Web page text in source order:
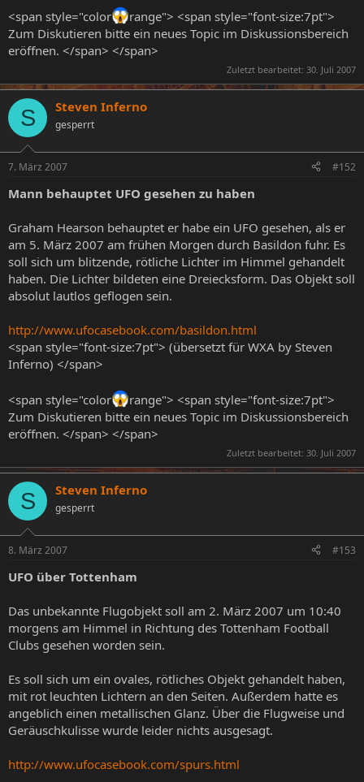
<span style="color
range"> <span style="font-size:7pt">
Zum Diskutieren bitte ein neues Topic im Diskussionsbereich
eröffnen. </span> </span>
Zuletzt bearbeitet: 30. Juli 2007
S Steven Inferno
gesperrt
7. März 2007 #152
Mann behauptet UFO gesehen zu haben
Graham Hearson behauptet er habe ein UFO gesehen, als er
am 5. März 2007 am frühen Morgen durch Basildon fuhr. Es
soll sich um blitzende, rötliche Lichter im Himmel gehandelt
haben. Die Lichter bildeten eine Dreiecksform. Das Objekt soll
absolut lautlos geflogen sein.
http://www.ufocasebook.com/basildon.html
<span style="font-size:7pt"> (übersetzt für WXA by Steven
Inferno) </span>
<span style="color
range"> <span style="font-size:7pt">
Zum Diskutieren bitte ein neues Topic im Diskussionsbereich
eröffnen. </span> </span>
Zuletzt bearbeitet: 30. Juli 2007
S Steven Inferno
gesperrt
8. März 2007 #153
UFO über Tottenham
Das unbekannte Flugobjekt soll am 2. März 2007 um 10:40
morgens am Himmel in Richtung des Tottenham Football
Clubs gesehen worden sein.
Es soll sich um ein ovales, rötliches Objekt gehandelt haben,
mit rot leuchten Lichtern an den Seiten. Außerdem hatte es
angeblich einen metallischen Glanz. Über die Flugweise und
Geräuschkulisse wurde leider nichts ausgesagt.
http://www.ufocasebook.com/spurs.html